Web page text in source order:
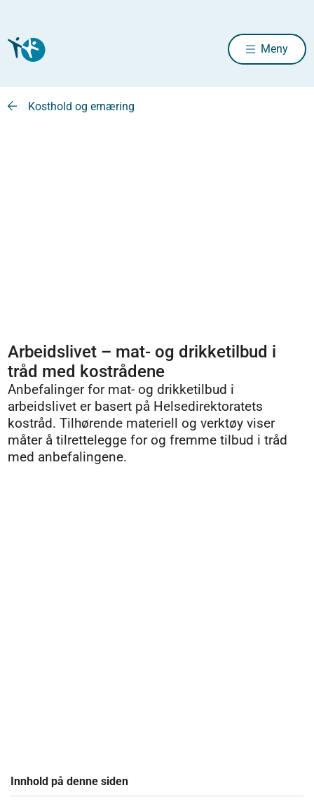
Meny
Kosthold og ernæring
Arbeidslivet – mat- og drikketilbud i
tråd med kostrådene
Anbefalinger for mat- og drikketilbud i
arbeidslivet er basert på Helsedirektoratets
kostråd. Tilhørende materiell og verktøy viser
måter å tilrettelegge for og fremme tilbud i tråd
med anbefalingene.
Innhold på denne siden